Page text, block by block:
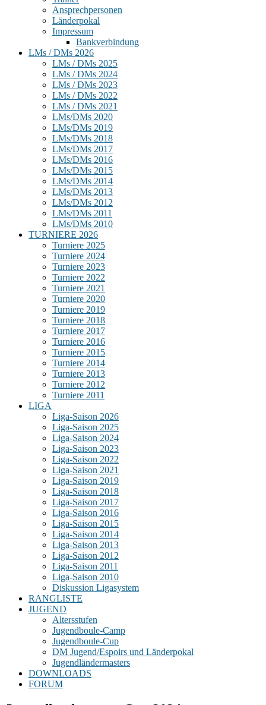
Ansprechpersonen
Länderpokal
Impressum
Bankverbindung
LMs / DMs 2026
LMs / DMs 2025
LMs / DMs 2024
LMs / DMs 2023
LMs / DMs 2022
LMs / DMs 2021
LMs/DMs 2020
LMs/DMs 2019
LMs/DMs 2018
LMs/DMs 2017
LMs/DMs 2016
LMs/DMs 2015
LMs/DMs 2014
LMs/DMs 2013
LMs/DMs 2012
LMs/DMs 2011
LMs/DMs 2010
TURNIERE 2026
Turniere 2025
Turniere 2024
Turniere 2023
Turniere 2022
Turniere 2021
Turniere 2020
Turniere 2019
Turniere 2018
Turniere 2017
Turniere 2016
Turniere 2015
Turniere 2014
Turniere 2013
Turniere 2012
Turniere 2011
LIGA
Liga-Saison 2026
Liga-Saison 2025
Liga-Saison 2024
Liga-Saison 2023
Liga-Saison 2022
Liga-Saison 2021
Liga-Saison 2019
Liga-Saison 2018
Liga-Saison 2017
Liga-Saison 2016
Liga-Saison 2015
Liga-Saison 2014
Liga-Saison 2013
Liga-Saison 2012
Liga-Saison 2011
Liga-Saison 2010
Diskussion Ligasystem
RANGLISTE
JUGEND
Altersstufen
Jugendboule-Camp
Jugendboule-Cup
DM Jugend/Espoirs und Länderpokal
Jugendländermasters
DOWNLOADS
FORUM